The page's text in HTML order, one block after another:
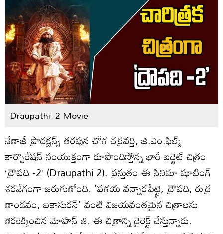
Draupathi -2 Movie
నేతాజీ ప్రొడక్షన్స్ తరపున చోళ చక్రవర్తి, జి.ఎం.ఫిల్మ్
కార్పొరేష‌న్ సంయుక్తంగా రూపొందిస్తోన్న భారీ బ‌డ్జెట్ చిత్రం
‘ద్రౌప‌ది -2’ (Draupathi 2). ప్రస్తుతం ఈ సినిమా షూటింగ్
శ‌ర‌వేగంగా జ‌రుగుతోంది. 'ప‌ళయ వ‌న్నార‌పేట్టై, ద్రౌప‌ది, రుద్ర
తాండ‌వం, బ‌కాసుర‌న్' వంటి విజ‌య‌వంత‌మైన చిత్రాల‌ను
తెర‌కెక్కించిన మోహ‌న్‌ జి. ఈ చిత్రాన్ని డైరెక్ట్ చేస్తున్నారు.